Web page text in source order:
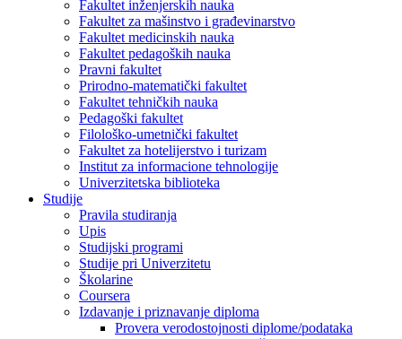
Fakultet inženjerskih nauka
Fakultet za mašinstvo i građevinarstvo
Fakultet medicinskih nauka
Fakultet pedagoških nauka
Pravni fakultet
Prirodno-matematički fakultet
Fakultet tehničkih nauka
Pedagoški fakultet
Filološko-umetnički fakultet
Fakultet za hotelijerstvo i turizam
Institut za informacione tehnologije
Univerzitetska biblioteka
Studije
Pravila studiranja
Upis
Studijski programi
Studije pri Univerzitetu
Školarine
Coursera
Izdavanje i priznavanje diploma
Provera verodostojnosti diplome/podataka